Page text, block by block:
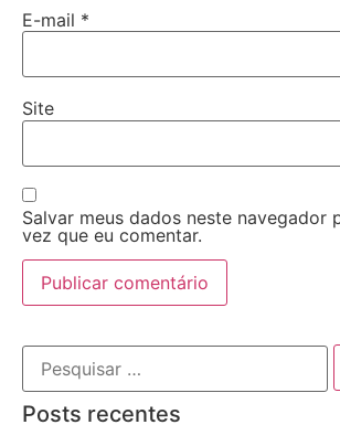
E-mail *
Site
Salvar meus dados neste navegador
vez que eu comentar.
Posts recentes